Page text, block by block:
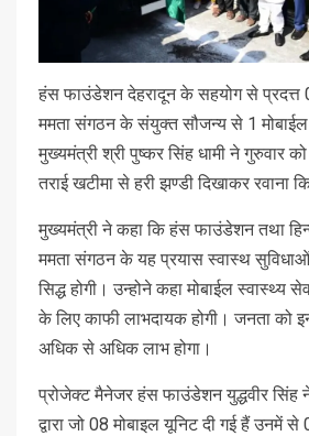
हंस फाउंडेशन देहरादून के सहयोग से प्रदत्त
ममता संगठन के संयुक्त सौजन्य से 1 मोबाईल
मुख्यमंत्री श्री पुष्कर सिंह धामी ने गुरुवार
तराई खटीमा से हरी झण्डी दिखाकर रवाना
मुख्यमंत्री ने कहा कि हंस फाउंडेशन तथा
ममता संगठन के यह प्रयास स्वास्थ
सिद्ध होगी। उन्होने कहा मोबाईल स्वास्थ्य
के लिए काफी लाभदायक होगी। जनता को
अधिक से अधिक लाभ होगा।
प्रोजेक्ट मैनेजर हंस फाउंडेशन युद्धवीर सिंह
द्वारा जो 08 मोबाइल यूनिट दी गई हैं उनमें से